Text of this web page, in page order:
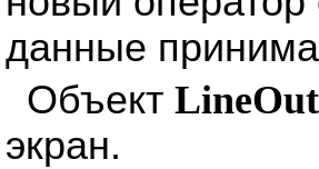
данные
Объект LineOut
экран.